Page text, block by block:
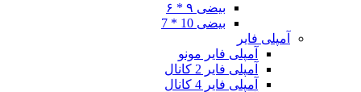
بیضی ۹ * ۶
بیضی 10 * 7
آمپلی فایر
آمپلی فایر مونو
آمپلی فایر 2 کانال
آمپلی فایر 4 کانال